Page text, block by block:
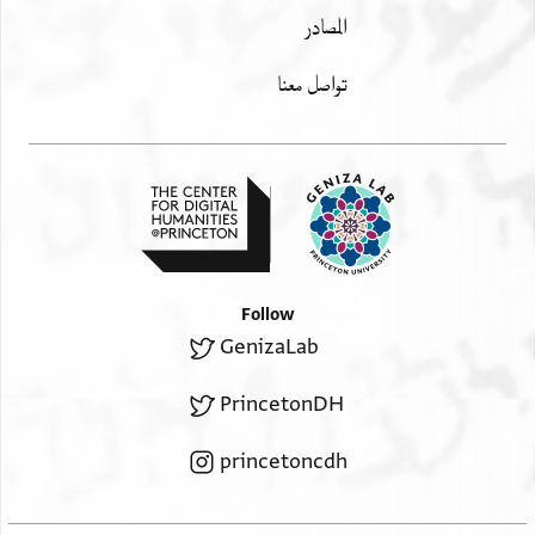
المصادر
تواصل معنا
Follow
GenizaLab
PrincetonDH
princetoncdh